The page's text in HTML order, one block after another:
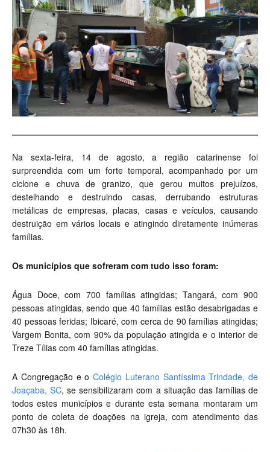
Na sexta-feira, 14 de agosto, a região catarinense foi
surpreendida com um forte temporal, acompanhado por um
ciclone e chuva de granizo, que gerou muitos prejuízos,
destelhando e destruindo casas, derrubando estruturas
metálicas de empresas, placas, casas e veículos, causando
destruição em vários locais e atingindo diretamente inúmeras
famílias.
Os municípios que sofreram com tudo isso foram:
Água Doce, com 700 famílias atingidas; Tangará, com 900
pessoas atingidas, sendo que 40 famílias estão desabrigadas e
40 pessoas feridas; Ibicaré, com cerca de 90 famílias atingidas;
Vargem Bonita, com 90% da população atingida e o interior de
Treze Tílias com 40 famílias atingidas.
A Congregação e o Colégio Luterano Santíssima Trindade, de
Joaçaba, SC, se sensibilizaram com a situação das famílias de
todos estes municípios e durante esta semana montaram um
ponto de coleta de doações na igreja, com atendimento das
07h30 às 18h.